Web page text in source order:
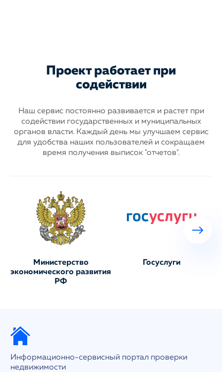
Проект работает при
содействии
Наш сервис постоянно развивается и растет при
содействии государственныхи муниципальных
органов власти. Каждый день мы улучшаем сервис
для удобства наших пользователей и сокращаем
время получения выписок "отчетов".
Министерство
экономического развития
РФ
Госуслуги
Информационно-сервисный портал проверки
недвижимости